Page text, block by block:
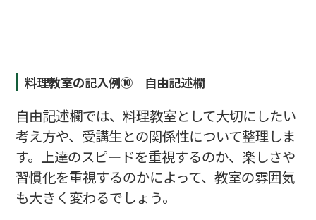
料理教室の記入例⑩ 自由記述欄
自由記述欄では、料理教室として大切にしたい
考え方や、受講生との関係性について整理しま
す。上達のスピードを重視するのか、楽しさや
習慣化を重視するのかによって、教室の雰囲気
も大きく変わるでしょう。